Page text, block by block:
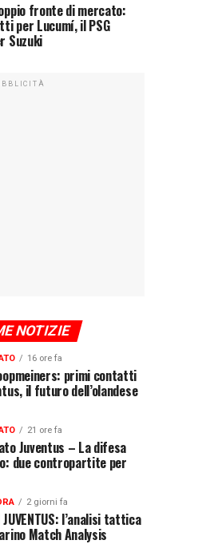
fronte di mercato:
per Lucumí, il PSG
Suzuki
NOTIZIE
16 ore fa
primi contatti
il futuro dell’olandese
21 ore fa
Juventus – La difesa
due contropartite per
2 giorni fa
l’analisi tattica
Match Analysis